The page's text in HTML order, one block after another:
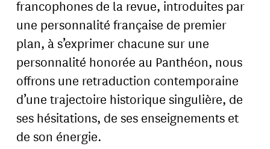
francophones de la revue, introduites par
une personnalité française de premier
plan, à s’exprimer chacune sur une
personnalité honorée au Panthéon, nous
offrons une retraduction contemporaine
d’une trajectoire historique singulière, de
ses hésitations, de ses enseignements et
de son énergie.